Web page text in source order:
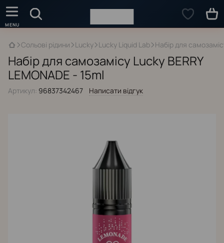
Сольові рідини Lucky Lucky Liquid Lab Набір для
Набір для самозамісу Lucky BERRY
LEMONADE - 15ml
Артикул: 96837342467 Написати відгук